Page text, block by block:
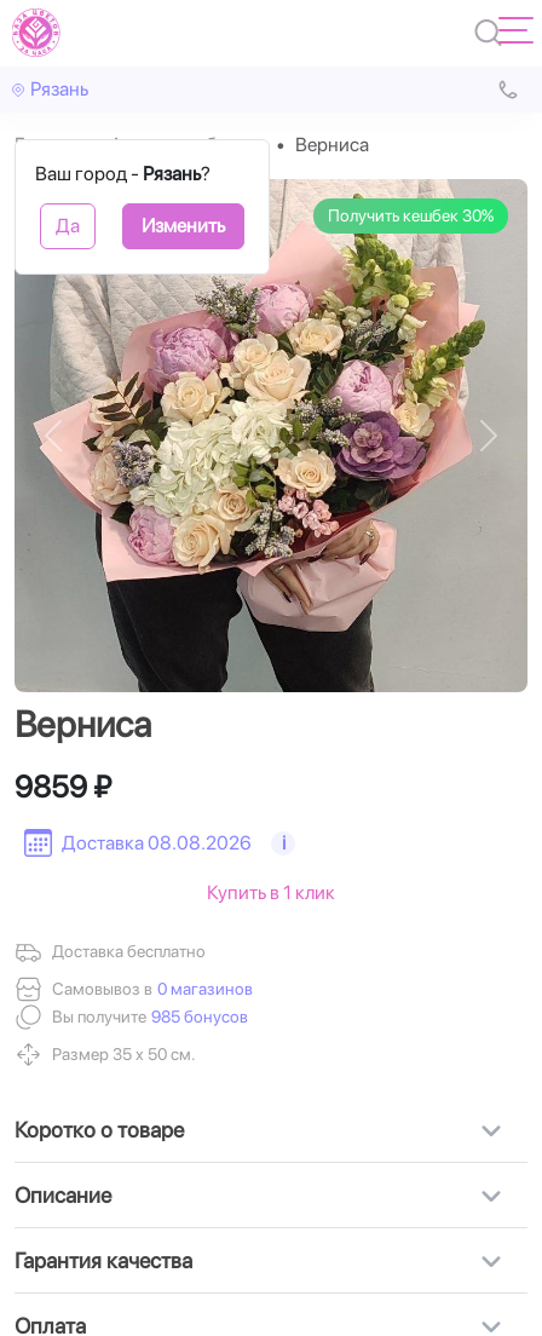
Рязань
Ваш город - Рязань?
Да Изменить
Главная Авторские букеты Верниса
Получить кешбек 30%
Назад
Верниса
Доставка 08.08.2026 i
9859 ₽
Доставка бесплатно
Самовывоз в 0 магазинов
Вы получите 985 бонусов
Размер 35 х 50 см.
Купить в 1 клик
Коротко о товаре
Описание
Гарантия качества
Оплата